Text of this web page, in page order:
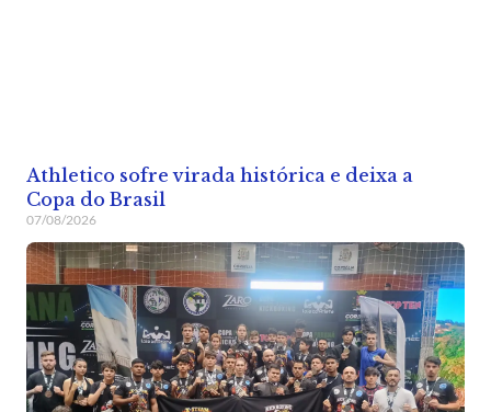
Athletico sofre virada histórica e deixa a
Copa do Brasil
07/08/2026